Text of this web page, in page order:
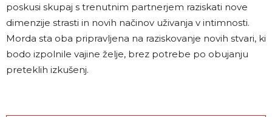
poskusi skupaj s trenutnim partnerjem raziskati nove
dimenzije strasti in novih načinov uživanja v intimnosti.
Morda sta oba pripravljena na raziskovanje novih stvari, ki
bodo izpolnile vajine želje, brez potrebe po obujanju
preteklih izkušenj.